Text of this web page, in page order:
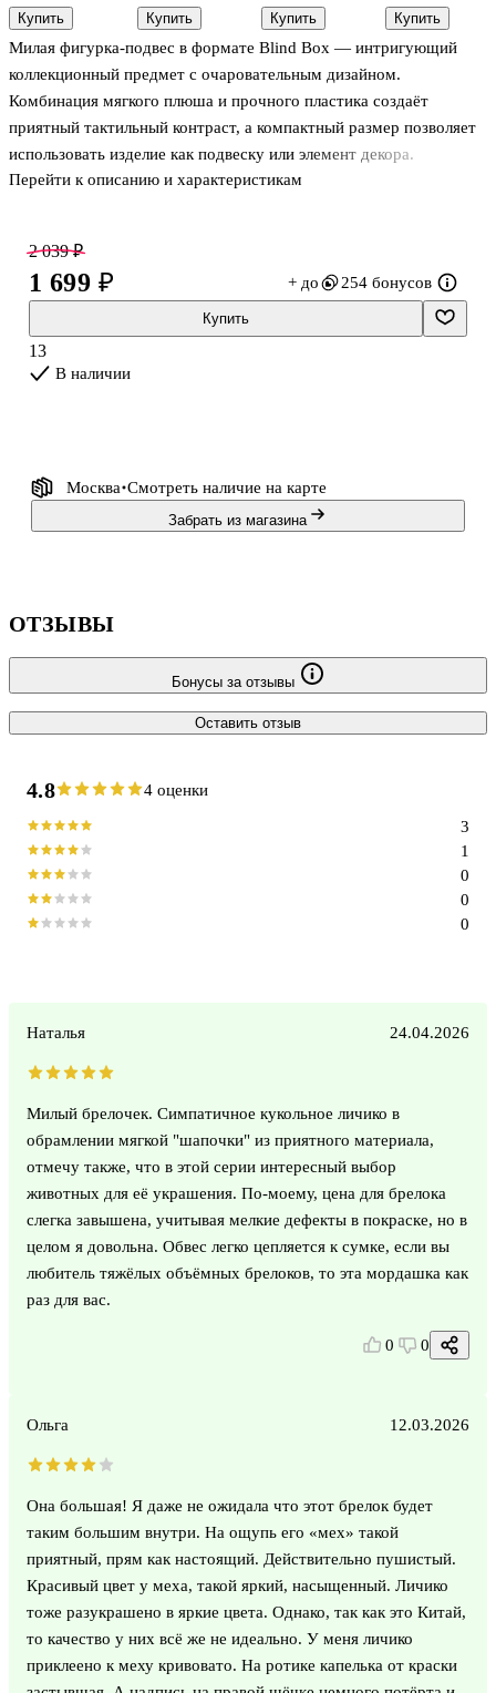
Милая фигурка‑подвес в формате Blind Box — интригующий
коллекционный предмет с очаровательным дизайном.
Комбинация мягкого плюша и прочного пластика создаёт
приятный тактильный контраст, а компактный размер позволяет
использовать изделие как подвеску или элемент декора.
Перейти к описанию и характеристикам
ушками
(17см)
(плюш,пластик)
(Blind Box)
202508-
MR1031)
Купить
Нерпа
(25х18)
Купить
костюме
кролика»
(20см) (Blind
Box)
Купить
Toys с
подвесом
POUKAPOUKA
Mood
ассортименте
(71456)
Купить
2 039 ₽
1 699 ₽ + до 254 бонусов
Купить
13
В наличии
Москва Смотреть наличие на карте
Забрать из магазина
ОТЗЫВЫ
Бонусы за отзывы
Оставить отзыв
4.8 4 оценки
0
0
0
1
3
Наталья 24.04.2026
Милый брелочек. Симпатичное кукольное личико в
обрамлении мягкой "шапочки" из приятного материала,
отмечу также, что в этой серии интересный выбор
животных для её украшения. По-моему, цена для брелока
слегка завышена, учитывая мелкие дефекты в покраске, но в
целом я довольна. Обвес легко цепляется к сумке, если вы
любитель тяжёлых объёмных брелоков, то эта мордашка как
раз для вас.
0 0
Ольга 12.03.2026
Она большая! Я даже не ожидала что этот брелок будет
таким большим внутри. На ощупь его «мех» такой
приятный, прям как настоящий. Действительно пушистый.
Красивый цвет у меха, такой яркий, насыщенный. Личико
тоже разукрашено в яркие цвета. Однако, так как это Китай,
то качество у них всё же не идеально. У меня личико
приклеено к меху кривовато. На ротике капелька от краски